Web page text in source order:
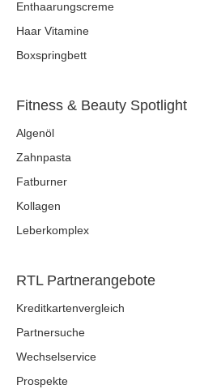
Enthaarungscreme
Haar Vitamine
Boxspringbett
Fitness & Beauty Spotlight
Algenöl
Zahnpasta
Fatburner
Kollagen
Leberkomplex
RTL Partnerangebote
Kreditkartenvergleich
Partnersuche
Wechselservice
Prospekte